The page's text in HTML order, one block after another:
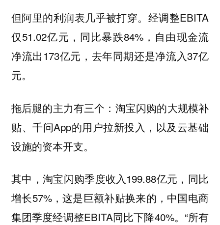
但阿里的利润表几乎被打穿。经调整EBITA
仅51.02亿元，同比暴跌84%，自由现金流
净流出173亿元，去年同期还是净流入37亿
元。
拖后腿的主力有三个：淘宝闪购的大规模补
贴、千问App的用户拉新投入，以及云基础
设施的资本开支。
其中，淘宝闪购季度收入199.88亿元，同比
增长57%，这是巨额补贴换来的，中国电商
集团季度经调整EBITA同比下降40%。“所有